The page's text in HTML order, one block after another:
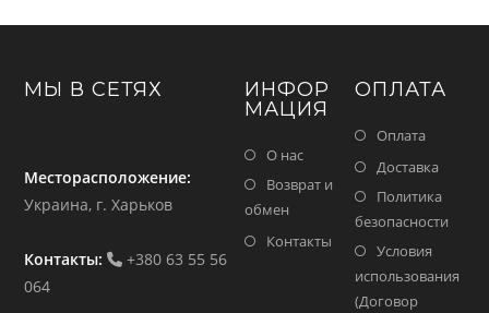
МЫ В СЕТЯХ
Месторасположение:
Украина, г. Харьков
Контакты:
+380 63 55 56
064
ИНФОР
МАЦИЯ
О нас
Возврат и
обмен
Контакты
ОПЛАТА
Оплата
Доставка
Политика
безопасности
Условия
использования
(Договор